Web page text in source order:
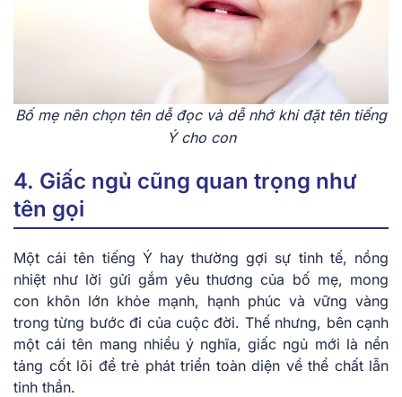
Bố mẹ nên chọn tên ͏dễ đọc và dễ nhớ khi đặt tên ti͏ếng
Ý c͏h͏o con
4. Giấc ngủ cũng quan trọng như
tên gọi
Một cái tên tiếng Ý hay thường gợi sự tinh tế, nồng
nhiệt như lời gửi gắm yêu thương của bố mẹ, mong
con khôn lớn khỏe mạnh, hạnh phúc và vững vàng
trong từng bước đi của cuộc đời. Thế nhưng, bên cạnh
một cái tên mang nhiều ý nghĩa, giấc ngủ mới là nền
tảng cốt lõi để trẻ phát triển toàn diện về thể chất lẫn
tinh thần.